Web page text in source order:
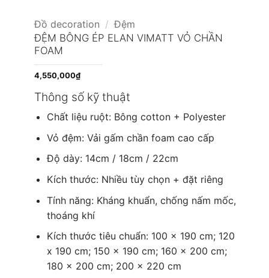
Đồ decoration / Đệm
ĐỆM BÔNG ÉP ELAN VIMATT VỎ CHẦN
FOAM
4,550,000₫
Thông số kỹ thuật
Chất liệu ruột: Bông cotton + Polyester
Vỏ đệm: Vải gấm chần foam cao cấp
Độ dày: 14cm / 18cm / 22cm
Kích thước: Nhiều tùy chọn + đặt riêng
Tính năng: Kháng khuẩn, chống nấm mốc,
thoáng khí
Kích thước tiêu chuẩn: 100 x 190 cm; 120
x 190 cm; 150 x 190 cm; 160 x 200 cm;
180 x 200 cm; 200 x 220 cm